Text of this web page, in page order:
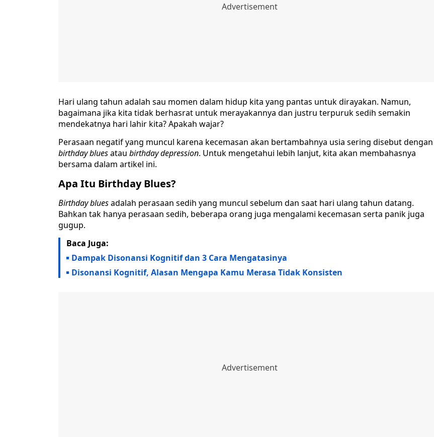
Hari ulang tahun adalah sau momen dalam hidup kita yang pantas untuk dirayakan. Namun,
bagaimana jika kita tidak berhasrat untuk merayakannya dan justru terpuruk sedih semakin
mendekatnya hari lahir kita? Apakah wajar?
Perasaan negatif yang muncul karena kecemasan akan bertambahnya usia sering disebut dengan
birthday bluesatau birthday depression. Untuk mengetahui lebih lanjut, kita akan membahasnya
bersama dalam artikel ini.
Apa Itu Birthday Blues?
Birthday bluesadalah perasaan sedih yang muncul sebelum dan saat hari ulang tahun datang.
Bahkan tak hanya perasaan sedih, beberapa orang juga mengalami kecemasan serta panik juga
gugup.
Baca Juga:
Dampak Disonansi Kognitif dan 3 Cara Mengatasinya
Disonansi Kognitif, Alasan Mengapa Kamu Merasa Tidak Konsisten